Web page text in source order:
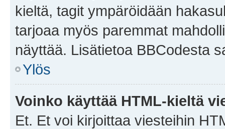
kieltä, tagit ympäröidään
tarjoaa myös paremmat
näyttää. Lisätietoa BBCodesta
Ylös
Voinko käyttää HTML-kieltä
Et. Et voi kirjoittaa viesteihin